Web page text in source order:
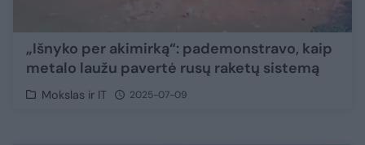
„Išnyko per akimirką“: pademonstravo, kaip
metalo laužu pavertė rusų raketų sistemą
Mokslas ir IT 2025-07-09